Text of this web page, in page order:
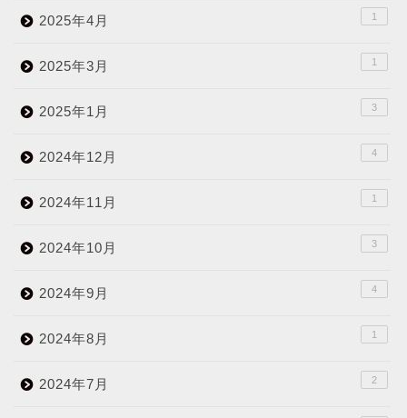
2025年4月 1
2025年3月 1
2025年1月 3
2024年12月 4
2024年11月 1
2024年10月 3
2024年9月 4
2024年8月 1
2024年7月 2